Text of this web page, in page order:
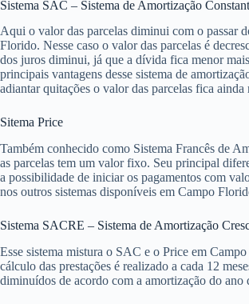
Sistema SAC – Sistema de Amortização
Aqui o valor das parcelas diminui com o passar
Florido. Nesse caso o valor das parcelas é
dos juros diminui, já que a dívida fica menor
principais vantagens desse sistema de
adiantar quitações o valor das parcelas fica ainda
Sitema Price
Também conhecido como Sistema Francês de
as parcelas tem um valor fixo. Seu principal
a possibilidade de iniciar os pagamentos com
nos outros sistemas disponíveis em Campo
Sistema SACRE – Sistema de Amortização
Esse sistema mistura o SAC e o Price em
cálculo das prestações é realizado a cada 12
diminuídos de acordo com a amortização do ano